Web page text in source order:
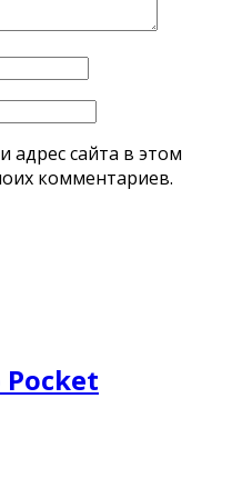
адрес сайта в этом
комментариев.
Pocket